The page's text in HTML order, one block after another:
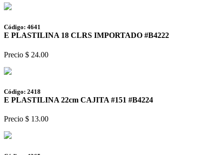
Código: 4641
E PLASTILINA 18 CLRS IMPORTADO #B4222
Precio $ 24.00
Código: 2418
E PLASTILINA 22cm CAJITA #151 #B4224
Precio $ 13.00